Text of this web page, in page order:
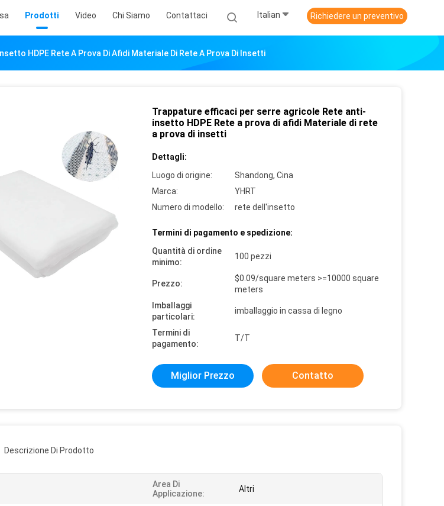
Prodotti Video Chi Siamo Contattaci Italian Richiedere un preventivo
HDPE Rete A Prova Di Afidi Materiale Di Rete A Prova Di Insetti
Trappature efficaci per serre agricole Rete anti-
insetto HDPE Rete a prova di afidi Materiale di rete
a prova di insetti
Dettagli:
Luogo di origine:
Shandong, Cina
Marca:
YHRT
Numero di modello:
rete dell'insetto
Termini di pagamento e spedizione:
Quantità di ordine
minimo:
100 pezzi
Prezzo:
$0.09/square meters >=10000 square
meters
Imballaggi
particolari:
imballaggio in cassa di legno
Termini di
pagamento:
T/T
Miglior Prezzo Contatto
Descrizione Di Prodotto
Area Di
Applicazione:
Altri